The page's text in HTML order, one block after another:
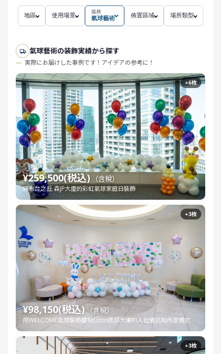
地區 使用場景
服務
氣球藝術 佈置區域 場所類型
氣球藝術の装飾実績から探す
実際にお届けした事例です！アイデアの参考に！
+6枚
¥259,500(税込) （含稅）
麻布台之丘 森JP大廈的彩虹氣球家庭日裝飾
+3枚
¥98,150(税込)（含稅）
用WELCOME氣球裝飾慶祝Lizon總部大樓的入社儀式和內定儀式
+3枚